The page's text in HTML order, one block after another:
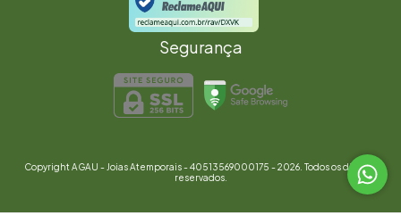
Segurança
Copyright AGAU - Joias Atemporais - 40513569000175 - 2026. Todos os direitos
reservados.